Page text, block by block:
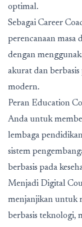
optimal.
Sebagai Career
perencanaan masa
dengan
akurat dan
modern.
Peran Education
Anda untuk
lembaga
sistem
berbasis pada
Menjadi Digital
menjanjikan untuk
berbasis teknologi,